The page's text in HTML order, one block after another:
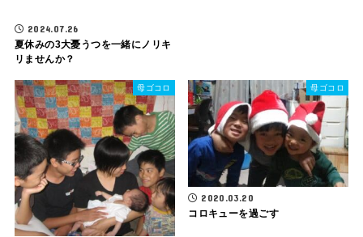
2024.07.26
夏休みの3大憂うつを一緒にノリキ
リませんか？
母ゴコロ 母ゴコロ
2020.03.20
コロキューを過ごす